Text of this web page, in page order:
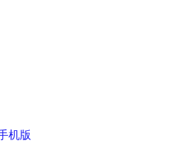
机版